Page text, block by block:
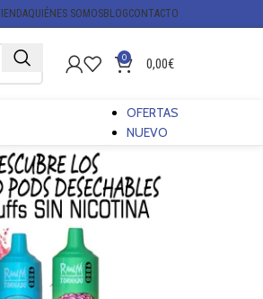
QUIÉNES SOMOSBLOGCONTACTO
0 0,00€
OFERTAS
NUEVO